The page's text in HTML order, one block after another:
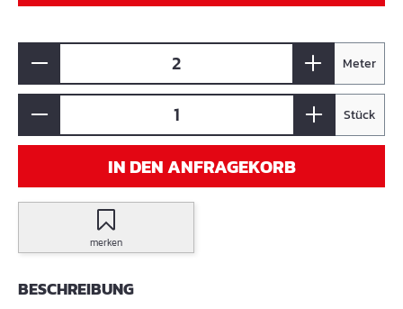
Meter
Stück
IN DEN ANFRAGEKORB
merken
BESCHREIBUNG